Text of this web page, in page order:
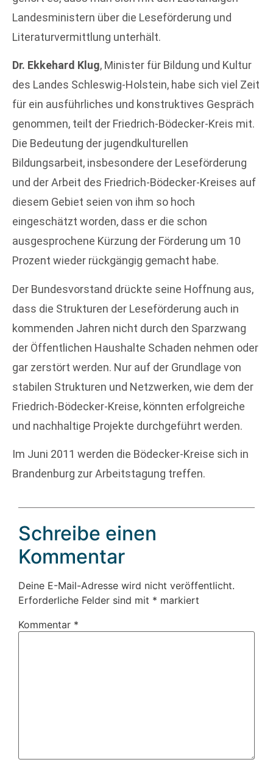
Landesministern über die Leseförderung und
Literaturvermittlung unterhält.
Dr. Ekkehard Klug, Minister für Bildung und Kultur
des Landes Schleswig-Holstein, habe sich viel Zeit
für ein ausführliches und konstruktives Gespräch
genommen, teilt der Friedrich-Bödecker-Kreis mit.
Die Bedeutung der jugendkulturellen
Bildungsarbeit, insbesondere der Leseförderung
und der Arbeit des Friedrich-Bödecker-Kreises auf
diesem Gebiet seien von ihm so hoch
eingeschätzt worden, dass er die schon
ausgesprochene Kürzung der Förderung um 10
Prozent wieder rückgängig gemacht habe.
Der Bundesvorstand drückte seine Hoffnung aus,
dass die Strukturen der Leseförderung auch in
kommenden Jahren nicht durch den Sparzwang
der Öffentlichen Haushalte Schaden nehmen oder
gar zerstört werden. Nur auf der Grundlage von
stabilen Strukturen und Netzwerken, wie dem der
Friedrich-Bödecker-Kreise, könnten erfolgreiche
und nachhaltige Projekte durchgeführt werden.
Im Juni 2011 werden die Bödecker-Kreise sich in
Brandenburg zur Arbeitstagung treffen.
Schreibe einen
Kommentar
Deine E-Mail-Adresse wird nicht veröffentlicht.
Erforderliche Felder sind mit * markiert
Kommentar *